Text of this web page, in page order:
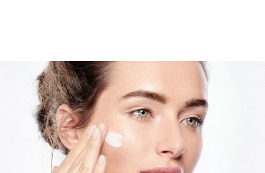
können Spannungsgefühle, Rauigkeit und Juckreiz
entstehen. Einer der Hauptgründe dafür ist ein
Mangel an natürlichen Feuchthaltefaktoren wie Urea,
die Feuchtigkeit binden. Die Eucerin Hyaluron-Filler +
3x Effect 5% Tagescreme kombiniert aktive
Inhaltsstoffe, die Feuchtigkeit spenden, Falten
entgegenwirken und gegen Hautschäden durch die
Sonne schützen in nur einem Produkt. Urea speichert
Feuchtigkeit, Hyaluronsäure mildert das Auftreten von
trockenen Fältchen und Falten.